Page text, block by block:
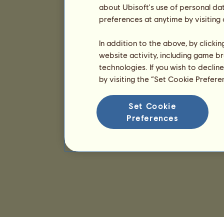
about Ubisoft's use of personal
preferences at anytime by
In addition to the above, by
website activity, including game
technologies. If you wish to
by visiting the “Set Cookie
Set Cookie
Preferences